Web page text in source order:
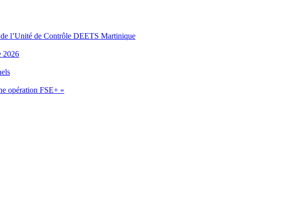
l’Unité de Contrôle DEETS Martinique
2026
opération FSE+ »